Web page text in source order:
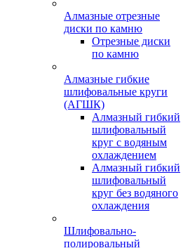
Алмазные отрезные
диски по камню
Отрезные диски
по камню
Алмазные гибкие
шлифовальные круги
(АГШК)
Алмазный гибкий
шлифовальный
круг с водяным
охлаждением
Алмазный гибкий
шлифовальный
круг без водяного
охлаждения
Шлифовально-
полировальный